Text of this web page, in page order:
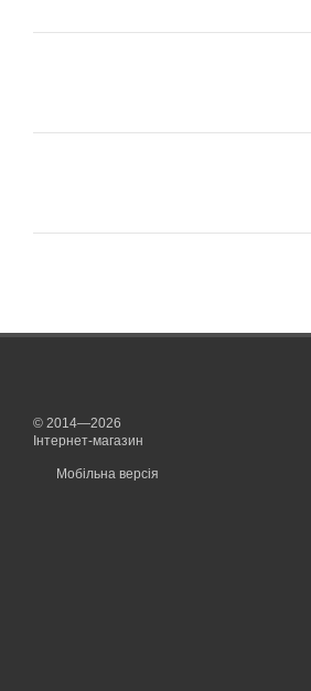
© 2014—2026
Інтернет-магазин
Мобільна версія